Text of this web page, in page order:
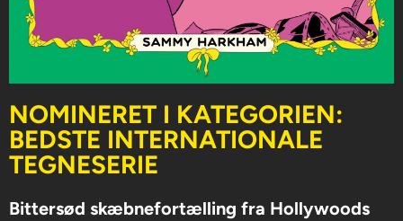
NOMINERET I KATEGORIEN:
BEDSTE INTERNATIONALE
TEGNESERIE
Bittersød skæbnefortælling fra Hollywoods